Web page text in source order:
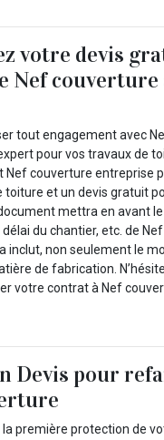
votre devis
Nef couverture
tout engagement avec
pour vos travaux de
Nef couverture entreprise
toiture et un devis gratuit
mettra en avant
du chantier, etc. de
inclut, non seulement le
de fabrication.
votre contrat à Nef
Devis pour
première protection de